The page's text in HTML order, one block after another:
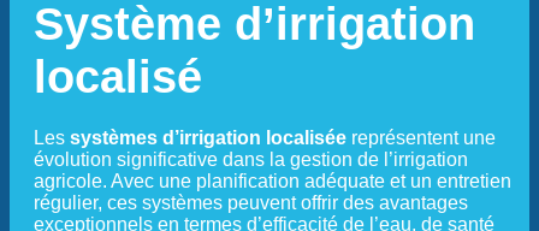
Système d’irrigation
localisé
Les systèmes d’irrigation localisée représentent une
évolution significative dans la gestion de l’irrigation
agricole. Avec une planification adéquate et un entretien
régulier, ces systèmes peuvent offrir des avantages
exceptionnels en termes d’efficacité de l’eau, de santé